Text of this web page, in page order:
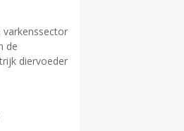
de
diervoeder